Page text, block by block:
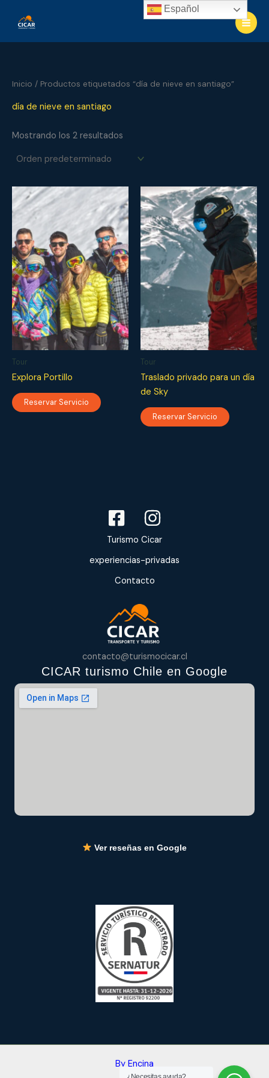
Inicio / Productos etiquetados “día de nieve en santiago”
día de nieve en santiago
Mostrando los 2 resultados
Tour
Explora Portillo
Reservar Servicio
Tour
Traslado privado para un día
de Sky
Reservar Servicio
Turismo Cicar
experiencias-privadas
Contacto
contacto@turismocicar.cl
CICAR turismo Chile en Google
Ver reseñas en Google
By Encina
Español